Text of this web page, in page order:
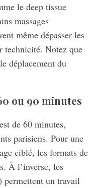
le deep tissue
massages
même dépasser les
technicité. Notez que
déplacement du
ou 90 minutes
de 60 minutes,
parisiens. Pour une
ciblé, les formats de
À l’inverse, les
permettent un travail